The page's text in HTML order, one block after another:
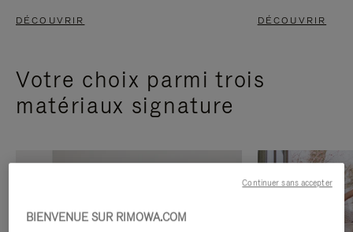
DÉCOUVRIR DÉCOUVRIR
Votre choix parmi trois
matériaux signature
BIENVENUE SUR RIMOWA.COM
Continuer sans accepter